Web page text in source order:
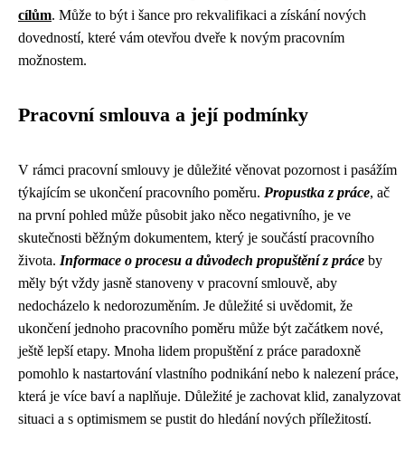
cílům. Může to být i šance pro rekvalifikaci a získání nových
dovedností, které vám otevřou dveře k novým pracovním
možnostem.
Pracovní smlouva a její podmínky
V rámci pracovní smlouvy je důležité věnovat pozornost i pasážím
týkajícím se ukončení pracovního poměru. Propustka z práce, ač
na první pohled může působit jako něco negativního, je ve
skutečnosti běžným dokumentem, který je součástí pracovního
života. Informace o procesu a důvodech propuštění z práce by
měly být vždy jasně stanoveny v pracovní smlouvě, aby
nedocházelo k nedorozuměním. Je důležité si uvědomit, že
ukončení jednoho pracovního poměru může být začátkem nové,
ještě lepší etapy. Mnoha lidem propuštění z práce paradoxně
pomohlo k nastartování vlastního podnikání nebo k nalezení práce,
která je více baví a naplňuje. Důležité je zachovat klid, zanalyzovat
situaci a s optimismem se pustit do hledání nových příležitostí.